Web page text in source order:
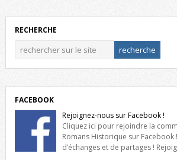
RECHERCHE
FACEBOOK
Rejoignez-nous sur Facebook !
Cliquez ici pour rejoindre la
Romans Historique sur Facebook
d’échanges et de partages !